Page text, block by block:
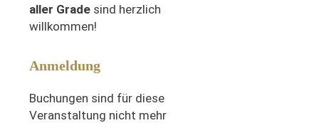
aller Grade sind herzlich
willkommen!
Anmeldung
Buchungen sind für diese
Veranstaltung nicht mehr